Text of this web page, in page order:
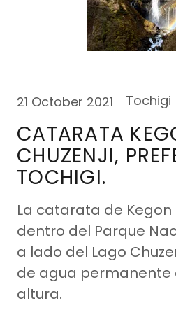
21 October 2021 Tochigi
CATARATA
CHUZENJI,
TOCHIGI.
La catarata de
dentro del Parque
a lado del Lago
de agua permanente
altura.